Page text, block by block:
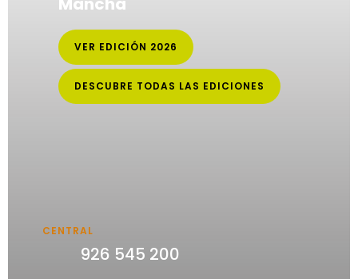
VER EDICIÓN 2026
DESCUBRE TODAS LAS EDICIONES
CENTRAL
926 545 200